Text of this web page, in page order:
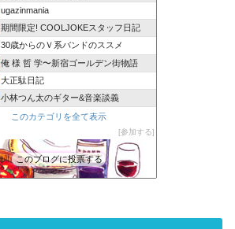
ugazinmania
期間限定! COOLJOKEスタッフ日記
30歳からのＶ系バンドのススメ
俺 様 哲 学〜新宿ゴールデン街物語
大正駄日記
小林つん太のギター&音楽談義
このカテゴリを全て表示
参加する
このブログに投票する